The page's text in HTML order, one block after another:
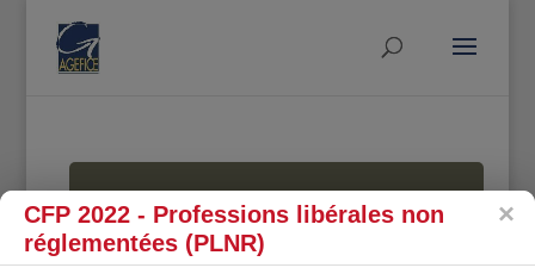
MALLETTE
CFP 2022 - Professions libérales non
réglementées (PLNR)